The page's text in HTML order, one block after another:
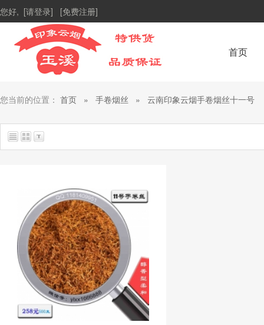
您好, [请登录] [免费注册]
首页
您当前的位置： 首页 » 手卷烟丝 » 云南印象云烟手卷烟丝十一号